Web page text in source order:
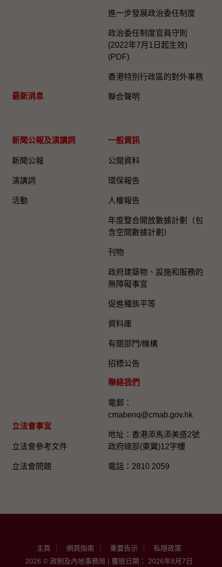
最新消息
進一步發展政治委任制度
政治委任制度官員守則
(2022年7月1日起生效)
(PDF)
香港特別行政區的對外事務
聯合聲明
新聞公報及演講詞
新聞公報
演講詞
活動
立法會事宜
立法會參考文件
立法會問題
一般資訊​
公開資料
環保報告
人權報告
年度整合開放數據計劃（包
含空間數據計劃）
刊物
政府建築物、設施和服務的
無障礙事宜
促進種族平等
資料庫
有關部門/機構
招標公告
聯絡我們
電郵：
cmabenq@cmab.gov.hk​
地址：香港添馬添美道2號
政府總部(東翼)12字樓
電話：2810 2059
主頁 網頁指南 重要告示
私隱政策
2026 © 政制及內地事務局 | 覆檢日期： 2026年8月7日